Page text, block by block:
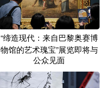
“缔造现代：来自巴黎奥赛博
物馆的艺术瑰宝”展览即将与
公众见面